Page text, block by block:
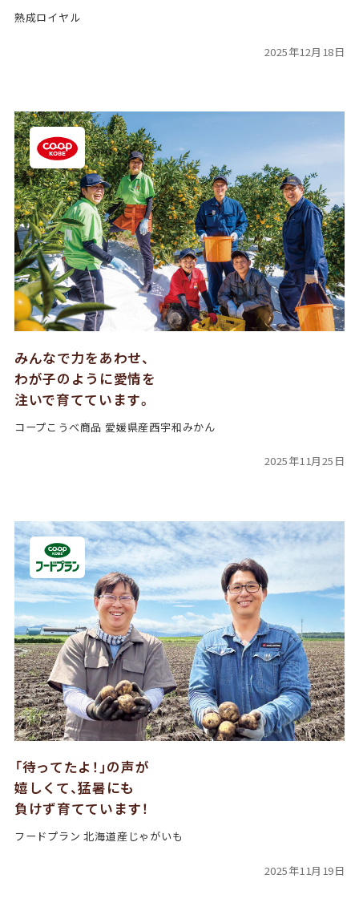
熟成ロイヤル
2025年12月18日
みんなで力をあわせ、
わが子のように愛情を
注いで育てています。
コープこうべ商品 愛媛県産西宇和みかん
2025年11月25日
「待ってたよ！」の声が
嬉しくて、猛暑にも
負けず育てています！
フードプラン 北海道産じゃがいも
2025年11月19日